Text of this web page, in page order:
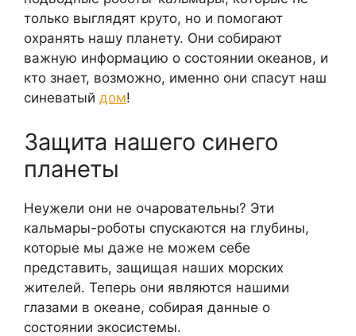
только выглядят круто, но и помогают
охранять нашу планету. Они собирают
важную информацию о состоянии океанов, и
кто знает, возможно, именно они спасут наш
синеватый дом!
Защита нашего синего
планеты
Неужели они не очаровательны? Эти
кальмары-роботы спускаются на глубины,
которые мы даже не можем себе
представить, защищая наших морских
жителей. Теперь они являются нашими
глазами в океане, собирая данные о
состоянии экосистемы.